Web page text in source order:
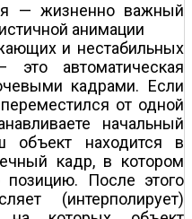
— жизненно важный
анимации
и нестабильных
это автоматическая
кадрами. Если
от одной
начальный
объект находится в
кадр, в котором
После этого
(интерполирует)